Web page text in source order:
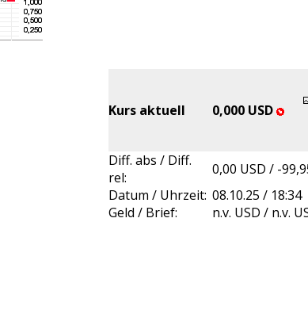
Kurs aktuell 0,000 USD
Diff. abs / Diff.
rel:
0,00 USD / -
Datum / Uhrzeit: 08.10.25 / 18:34
Geld / Brief:
n.v. USD / n.v.